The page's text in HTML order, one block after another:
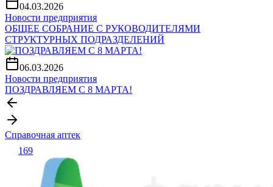
04.03.2026
Новости предприятия
ОБЩЕЕ СОБРАНИЕ С РУКОВОДИТЕЛЯМИ
СТРУКТУРНЫХ ПОДРАЗДЕЛЕНИЙ
06.03.2026
Новости предприятия
ПОЗДРАВЛЯЕМ С 8 МАРТА!
Справочная аптек
169